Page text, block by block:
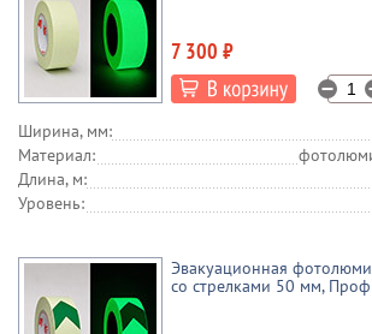
7 300 ₽
Ширина, мм:
Материал:
Длина, м:
Уровень:
Эвакуационная
со стрелками 50 мм,